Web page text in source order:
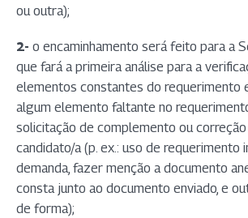
ou outra);
2- o encaminhamento será feito para a
que fará a primeira análise para a
elementos constantes do requerimento
algum elemento faltante no
solicitação de complemento ou
candidato/a (p. ex.: uso de requerimento
demanda, fazer menção a documento
consta junto ao documento enviado, e
de forma);